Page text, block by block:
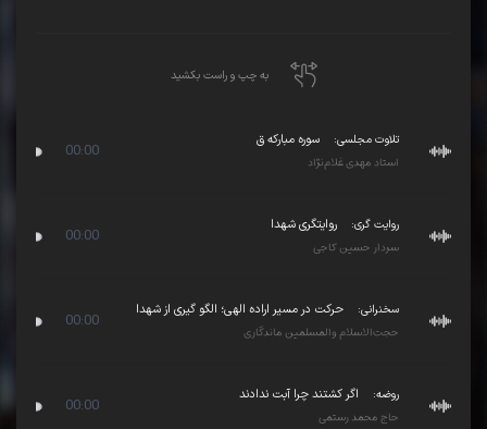
به چپ و راست بکشید
تلاوت مجلسی:
سوره مبارکه ق
استاد مهدی غلام‌نژاد
00:00
روایت گری:
روایتگری شهدا
سردار حسین کاجی
00:00
سخنرانی:
حرکت در مسیر اراده الهی؛ الگو گیری از شهدا
حجت‌الاسلام والمسلمین ماندگاری
00:00
روضه:
اگر کشتند چرا آبت ندادند
حاج محمد رستمی
00:00